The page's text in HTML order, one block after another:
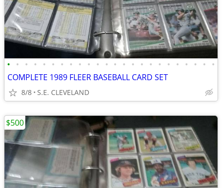
• • • • • • • • • • • • • • • • • • • • • • • •
COMPLETE 1989 FLEER BASEBALL CARD SET
8/8 S.E. CLEVELAND
$500